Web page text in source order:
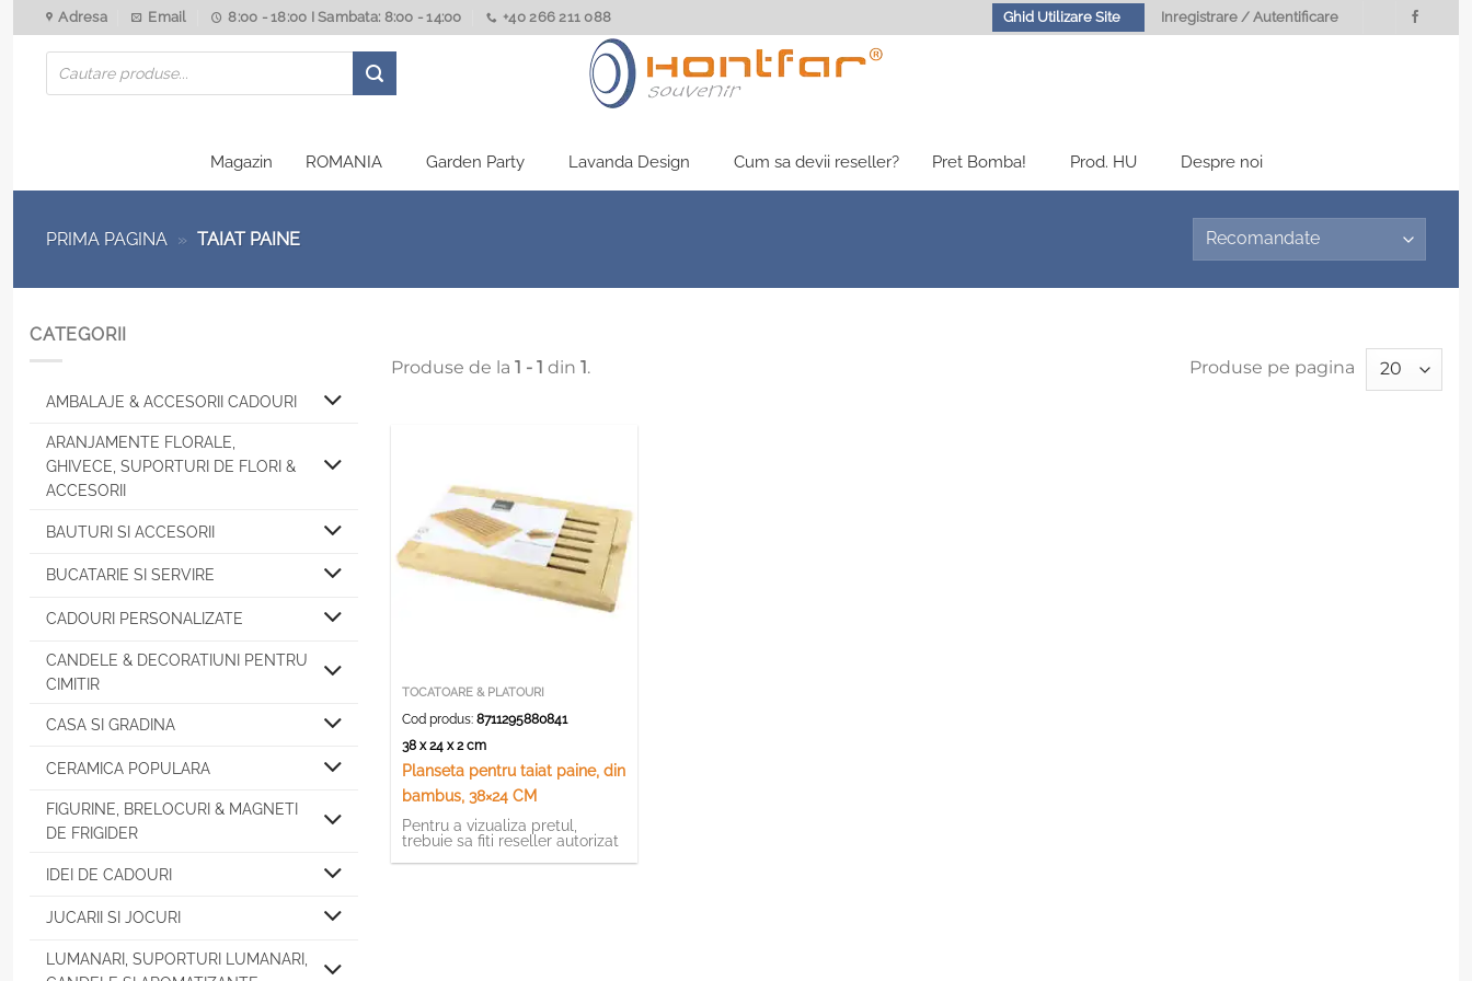
to
content
Adresa Email 8:00 - 18:00 I Sambata: 8:00 - 14:00 +40 266 211 088 Ghid Utilizare Site Inregistrare / Autentificare
Products
search
Magazin ROMANIA Garden Party Lavanda Design Cum sa devii reseller? Pret Bomba! Prod. HU Despre noi
PRIMA PAGINA » TAIAT PAINE
CATEGORII
AMBALAJE & ACCESORII CADOURI
ARANJAMENTE FLORALE,
GHIVECE, SUPORTURI DE FLORI &
ACCESORII
BAUTURI SI ACCESORII
BUCATARIE SI SERVIRE
CADOURI PERSONALIZATE
CANDELE & DECORATIUNI PENTRU
CIMITIR
CASA SI GRADINA
CERAMICA POPULARA
FIGURINE, BRELOCURI & MAGNETI
DE FRIGIDER
IDEI DE CADOURI
JUCARII SI JOCURI
LUMANARI, SUPORTURI LUMANARI,
Produse de la 1 - 1 din 1. Produse pe pagina
TOCATOARE & PLATOURI
Cod produs:8711295880841
38 x 24 x 2 cm
Planseta pentru taiat paine, din
bambus, 38×24 CM
Pentru a vizualiza pretul,
trebuie sa fiti reseller autorizat